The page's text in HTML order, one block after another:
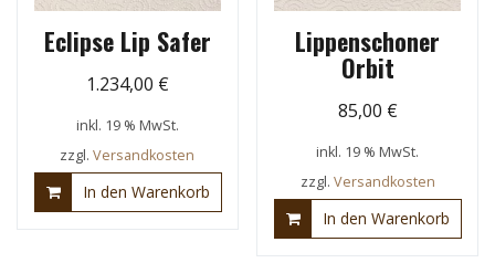
Eclipse Lip Safer
1.234,00 €
inkl. 19 % MwSt.
zzgl.Versandkosten
In den Warenkorb
Lippenschoner
Orbit
85,00 €
inkl. 19 % MwSt.
zzgl. Versandkosten
In den Warenkorb